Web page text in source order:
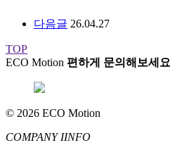
다음글 26.04.27
TOP
ECO Motion 편하게 문의해보세요
© 2026 ECO Motion
COMPANY IINFO